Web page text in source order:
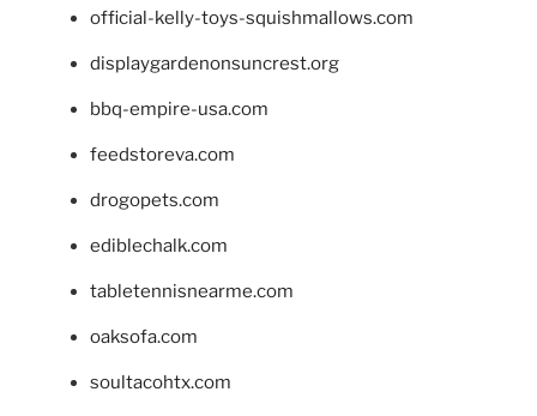
official-kelly-toys-squishmallows.com
displaygardenonsuncrest.org
bbq-empire-usa.com
feedstoreva.com
drogopets.com
ediblechalk.com
tabletennisnearme.com
oaksofa.com
soultacohtx.com